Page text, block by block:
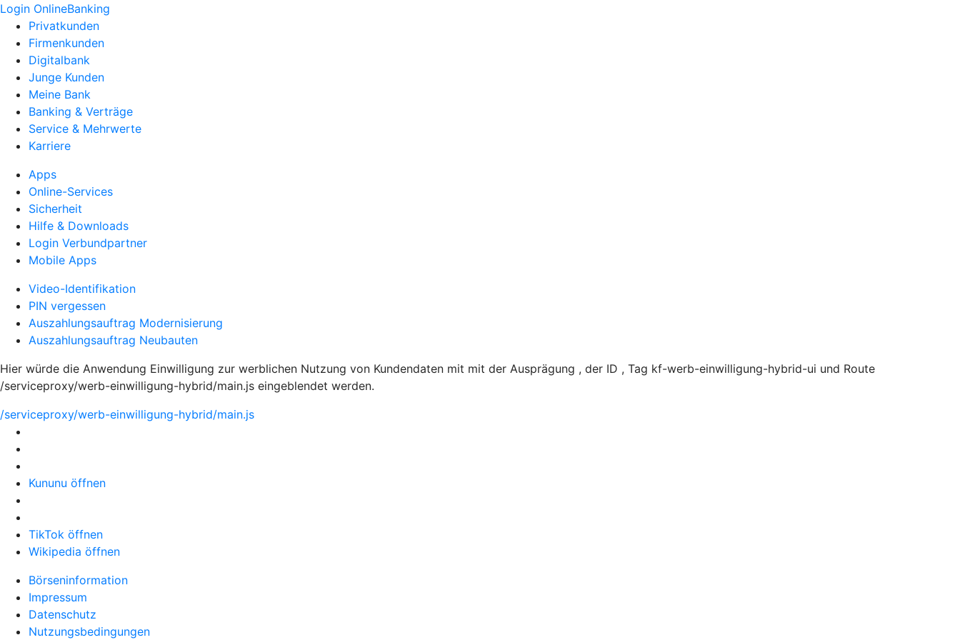
Login OnlineBanking
Privatkunden
Firmenkunden
Digitalbank
Junge Kunden
Meine Bank
Banking & Verträge
Service & Mehrwerte
Karriere
Apps
Online-Services
Sicherheit
Hilfe & Downloads
Login Verbundpartner
Mobile Apps
Video-Identifikation
PIN vergessen
Auszahlungsauftrag Modernisierung
Auszahlungsauftrag Neubauten
Hier würde die Anwendung Einwilligung zur werblichen Nutzung von Kundendaten mit mit der Ausprägung , der ID , Tag kf-werb-einwilligung-hybrid-ui und Route
/serviceproxy/werb-einwilligung-hybrid/main.js eingeblendet werden.
/serviceproxy/werb-einwilligung-hybrid/main.js
Kununu öffnen
TikTok öffnen
Wikipedia öffnen
Börseninformation
Impressum
Datenschutz
Nutzungsbedingungen